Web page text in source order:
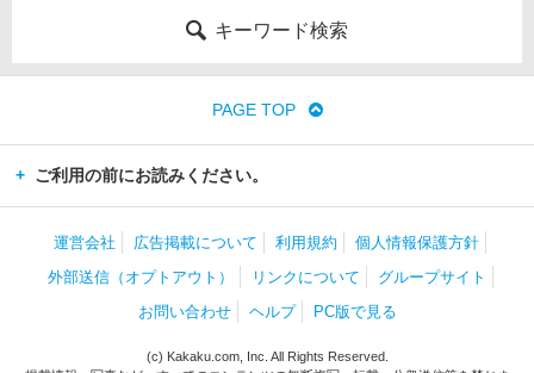
キーワード検索
PAGE TOP
ご利用の前にお読みください。
運営会社 広告掲載について 利用規約
個人情報保護方針
外部送信（オプトアウト）
リンクについて
グループサイト
お問い合わせ
ヘルプ PC版で見る
(c) Kakaku.com, Inc. All Rights Reserved.